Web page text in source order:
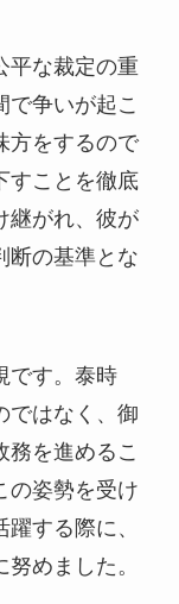
平な裁定の重
争いが起こ
方をするので
すことを徹底
継がれ、彼が
断の基準とな
です。泰時
ではなく、御
を進めるこ
の姿勢を受け
する際に、
めました。